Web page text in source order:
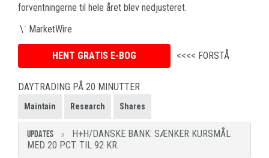
forventningerne til hele året blev nedjusteret.
.\˙ MarketWire
HENT GRATIS E-BOG <<<< FORSTÅ
DAYTRADING PÅ 20 MINUTTER
Maintain Research Shares
UPDATES
H+H/DANSKE BANK: SÆNKER KURSMÅL
MED 20 PCT. TIL 92 KR.